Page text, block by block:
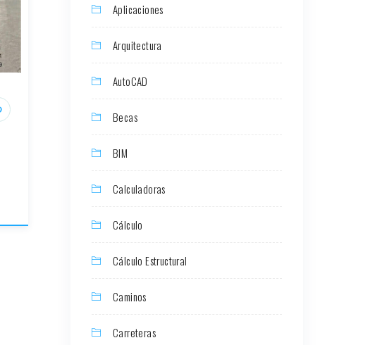
Aplicaciones
Arquitectura
AutoCAD
Becas
BIM
Calculadoras
Cálculo
Cálculo Estructural
Caminos
Carreteras